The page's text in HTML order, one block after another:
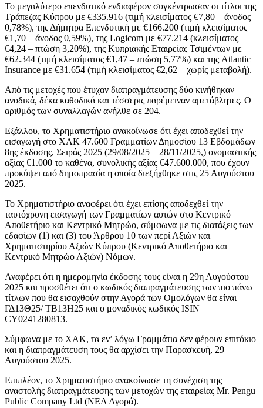
Το μεγαλύτερο επενδυτικό ενδιαφέρον συγκέντρωσαν οι τίτλοι της
Τράπεζας Κύπρου με €335.916 (τιμή κλεισίματος €7,80 – άνοδος
0,78%), της Δήμητρα Επενδυτική με €166.200 (τιμή κλεισίματος
€1,70 – άνοδος 0,59%), της Logicom με €77.214 (κλεισίματος
€4,24 – πτώση 3,20%), της Κυπριακής Εταιρείας Τσιμέντων με
€62.344 (τιμή κλεισίματος €1,47 – πτώση 5,77%) και της Atlantic
Insurance με €31.654 (τιμή κλεισίματος €2,62 – χωρίς μεταβολή).
Από τις μετοχές που έτυχαν διαπραγμάτευσης δύο κινήθηκαν
ανοδικά, δέκα καθοδικά και τέσσερις παρέμειναν αμετάβλητες. Ο
αριθμός των συναλλαγών ανήλθε σε 204.
Εξάλλου, το Χρηματιστήριο ανακοίνωσε ότι έχει αποδεχθεί την
εισαγωγή στο ΧΑΚ 47.600 Γραμματίων Δημοσίου 13 Εβδομάδων
8ης έκδοσης, Σειράς 2025 (29/08/2025 – 28/11/2025,) ονομαστικής
αξίας €1.000 το καθένα, συνολικής αξίας €47.600.000, που έχουν
προκύψει από δημοπρασία η οποία διεξήχθηκε στις 25 Αυγούστου
2025.
Το Χρηματιστήριο αναφέρει ότι έχει επίσης αποδεχθεί την
ταυτόχρονη εισαγωγή των Γραμματίων αυτών στο Κεντρικό
Αποθετήριο και Κεντρικό Μητρώο, σύμφωνα με τις διατάξεις των
εδαφίων (1) και (3) του Άρθρου 10 των περί Αξιών και
Χρηματιστηρίου Αξιών Κύπρου (Κεντρικό Αποθετήριο και
Κεντρικό Μητρώο Αξιών) Νόμων.
Αναφέρει ότι η ημερομηνία έκδοσης τους είναι η 29η Αυγούστου
2025 και προσθέτει ότι ο κωδικός διαπραγμάτευσης των πιο πάνω
τίτλων που θα εισαχθούν στην Αγορά των Ομολόγων θα είναι
ΓΔ13Θ25/ ΤΒ13Η25 και ο μοναδικός κωδικός ISIN
CY0241280813.
Σύμφωνα με το ΧΑΚ, τα εν’ λόγω Γραμμάτια δεν φέρουν επιτόκιο
και η διαπραγμάτευση τους θα αρχίσει την Παρασκευή, 29
Αυγούστου 2025.
Επιπλέον, το Χρηματιστήριο ανακοίνωσε τη συνέχιση της
αναστολής διαπραγμάτευσης των μετοχών της εταιρείας Mr. Pengu
Public Company Ltd (ΝΕΑ Αγορά).